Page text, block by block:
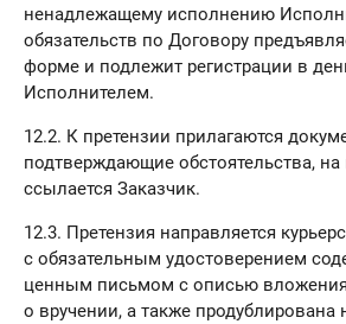
ненадлежащему исполнению
обязательств по Договору
форме и подлежит регистрации в
Исполнителем.
12.2. К претензии прилагаются
подтверждающие обстоятельства,
ссылается Заказчик.
12.3. Претензия направляется
с обязательным удостоверением
ценным письмом с описью
о вручении, а также продублирована